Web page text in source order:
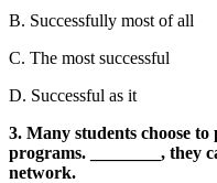
B. Successfully most of all
C. The most successful
D. Successful as it
3. Many students choose
programs. ________, they
network.